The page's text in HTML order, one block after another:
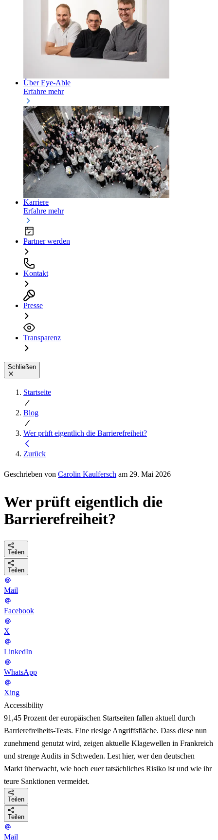
Über Eye-Able
Erfahre mehr
Karriere
Erfahre mehr
Partner werden
Kontakt
Presse
Transparenz
Schließen
Startseite
Blog
Wer prüft eigentlich die Barrierefreiheit?
Zurück
Geschrieben von Carolin Kaulfersch am 29. Mai 2026
Wer prüft eigentlich die
Barrierefreiheit?
Teilen
Teilen
Mail
Facebook
X
LinkedIn
WhatsApp
Xing
Accessibility
91,45 Prozent der europäischen Startseiten fallen aktuell durch
Barrierefreiheits-Tests. Eine riesige Angriffsfläche. Dass diese nun
zunehmend genutzt wird, zeigen aktuelle Klagewellen in Frankreich
und strenge Audits in Schweden. Lest hier, wer den deutschen
Markt überwacht, wie hoch euer tatsächliches Risiko ist und wie ihr
teure Sanktionen vermeidet.
Teilen
Teilen
Mail